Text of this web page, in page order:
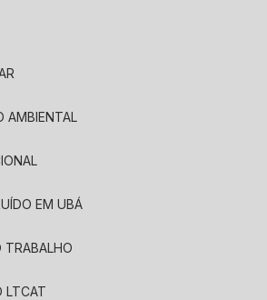
AMBIENTAL
EM UBÁ
TRABALHO
LTCAT